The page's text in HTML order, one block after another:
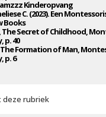
Kinderopvang
C. (2023). Een
Books
The Secret of Childhood,
p. 40
Formation of Man,
p. 6
deze rubriek